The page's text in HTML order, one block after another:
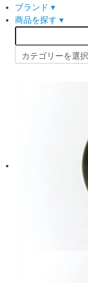
ブランド ▾
商品を探す ▾